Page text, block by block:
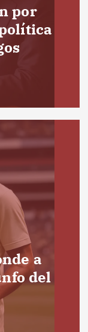
por
a
del